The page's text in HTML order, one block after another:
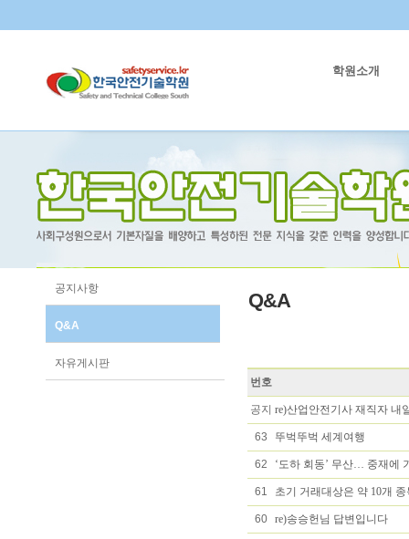
학원소개
공지사항
Q&A
자유게시판
Q&A
번호
공지 re)산업안전기사 재직자 내
63 뚜벅뚜벅 세계여행
62 ‘도하 회동’ 무산… 중재에
61 초기 거래대상은 약 10개
60 re)송승헌님 답변입니다